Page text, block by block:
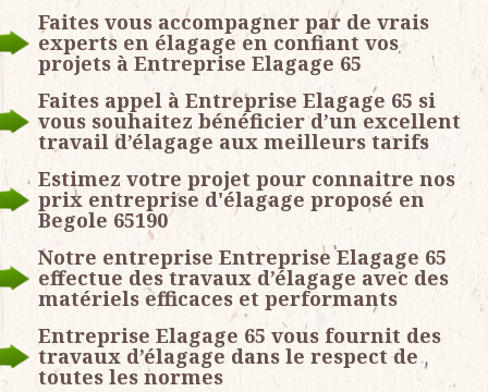
Faites vous accompagner par de vrais
experts en élagage en confiant vos
projets à Entreprise Elagage 65
Faites appel à Entreprise Elagage 65 si
vous souhaitez bénéficier d’un excellent
travail d’élagage aux meilleurs tarifs
Estimez votre projet pour connaitre nos
prix entreprise d'élagage proposé en
Begole 65190
Notre entreprise Entreprise Elagage 65
effectue des travaux d’élagage avec des
matériels efficaces et performants
Entreprise Elagage 65 vous fournit des
travaux d’élagage dans le respect de
toutes les normes